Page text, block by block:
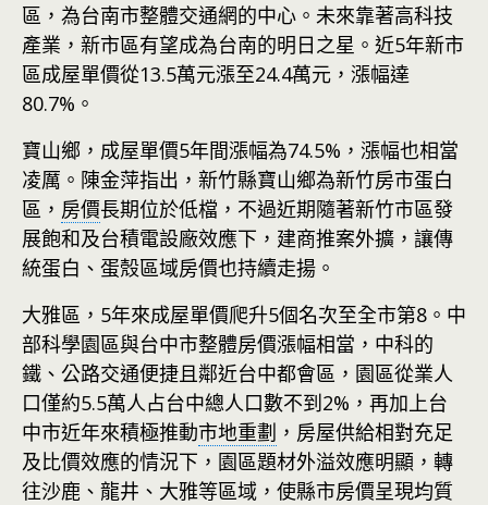
區，為台南市整體交通網的中心。未來靠著高科技
產業，新市區有望成為台南的明日之星。近5年新市
區成屋單價從13.5萬元漲至24.4萬元，漲幅達
80.7%。
寶山鄉，成屋單價5年間漲幅為74.5%，漲幅也相當
凌厲。陳金萍指出，新竹縣寶山鄉為新竹房市蛋白
區， 房價長期位於低檔，不過近期隨著新竹市區發
展飽和及台積電設廠效應下，建商推案外擴，讓傳
統蛋白、蛋殼區域房價也持續走揚。
大雅區，5年來成屋單價爬升5個名次至全市第8。中
部科學園區與台中市整體房價漲幅相當，中科的
鐵、公路交通便捷且鄰近台中都會區，園區從業人
口僅約5.5萬人占台中總人口數不到2%，再加上台
中市近年來積極推動市地重劃 ，房屋供給相對充足
及比價效應的情況下，園區題材外溢效應明顯，轉
往沙鹿、龍井、大雅等區域，使縣市房價呈現均質